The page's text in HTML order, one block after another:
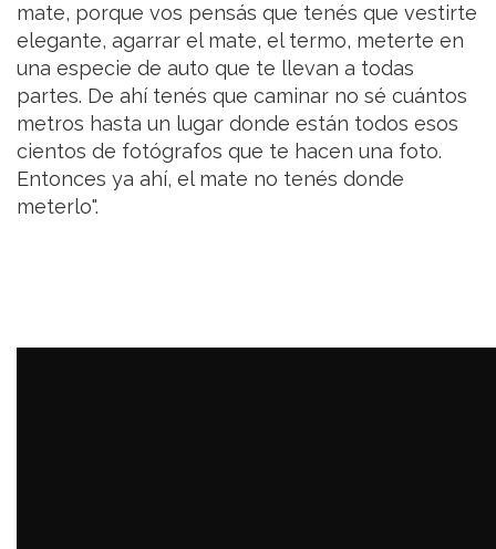
mate, porque vos pensás que tenés que vestirte
elegante, agarrar el mate, el termo, meterte en
una especie de auto que te llevan a todas
partes. De ahí tenés que caminar no sé cuántos
metros hasta un lugar donde están todos esos
cientos de fotógrafos que te hacen una foto.
Entonces ya ahí, el mate no tenés donde
meterlo".